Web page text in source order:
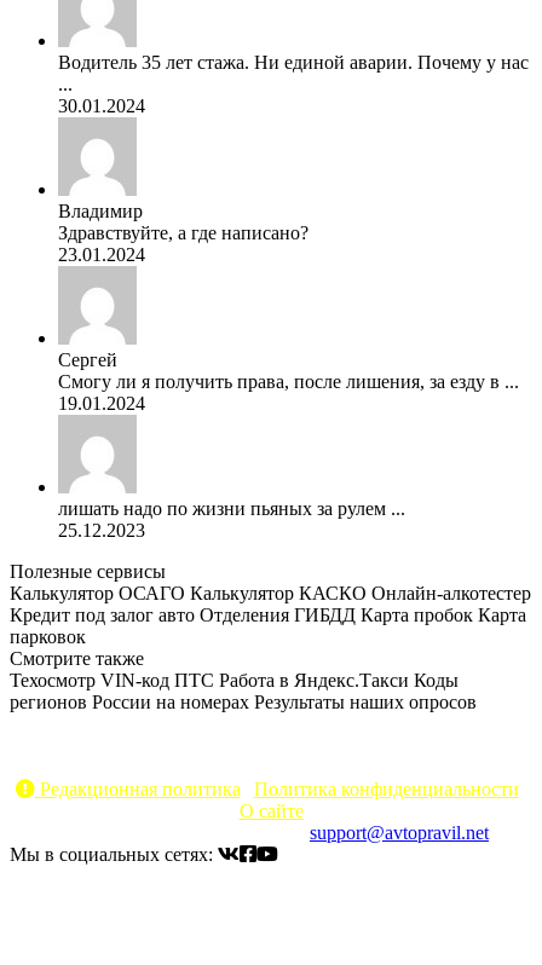
Водитель 35 лет стажа. Ни единой аварии. Почему у нас
...
30.01.2024
Владимир
Здравствуйте, а где написано?
23.01.2024
Сергей
Смогу ли я получить права, после лишения, за езду в ...
19.01.2024
лишать надо по жизни пьяных за рулем ...
25.12.2023
Полезные сервисы
Калькулятор ОСАГО Калькулятор КАСКО Онлайн-алкотестер
Кредит под залог авто Отделения ГИБДД Карта пробок Карта
парковок
Смотрите также
Техосмотр VIN-код ПТС Работа в Яндекс.Такси Коды
регионов России на номерах Результаты наших опросов
Редакционная политика
Политика конфиденциальности
О сайте
support@avtopravil.net
Мы в социальных сетях: